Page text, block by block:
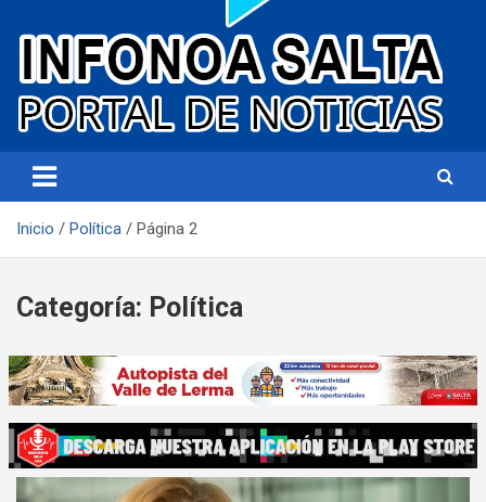
Infonoa Salta
Inicio Política Página 2
Categoría: Política